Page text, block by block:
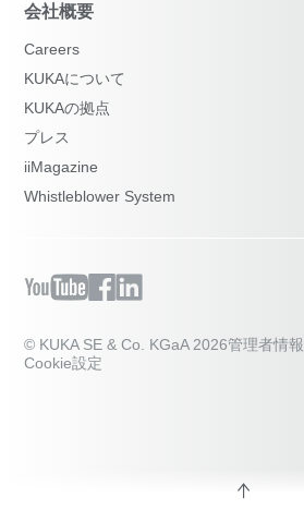
会社概要
Careers
KUKAについて
KUKAの拠点
プレス
iiMagazine
Whistleblower System
© KUKA SE & Co. KGaA 2026管理者情報
Cookie設定